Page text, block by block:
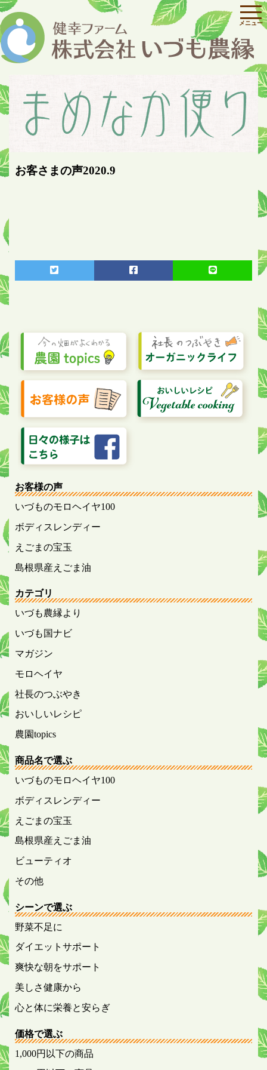
お客さまの声2020.9
お客様の声
いづものモロヘイヤ100
ボディスレンディー
えごまの宝玉
島根県産えごま油
カテゴリ
いづも農縁より
いづも国ナビ
マガジン
モロヘイヤ
社長のつぶやき
おいしいレシピ
農園topics
商品名で選ぶ
いづものモロヘイヤ100
ボディスレンディー
えごまの宝玉
島根県産えごま油
ビューティオ
その他
シーンで選ぶ
野菜不足に
ダイエットサポート
爽快な朝をサポート
美しさ健康から
心と体に栄養と安らぎ
価格で選ぶ
1,000円以下の商品